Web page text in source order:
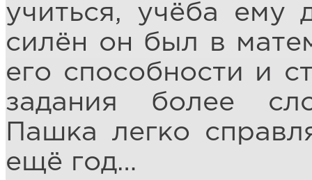
учиться, учёба ему
силён он был в
его способности и
задания более
Пашка легко
ещё год…